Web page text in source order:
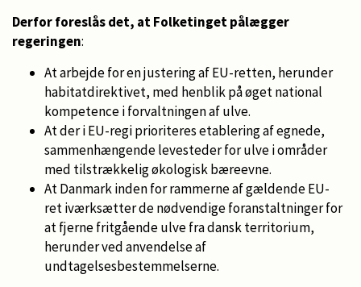
Derfor foreslås det, at Folketinget pålægger
regeringen:
At arbejde for en justering af EU-retten, herunder
habitatdirektivet, med henblik på øget national
kompetence i forvaltningen af ulve.
At der i EU-regi prioriteres etablering af egnede,
sammenhængende levesteder for ulve i områder
med tilstrækkelig økologisk bæreevne.
At Danmark inden for rammerne af gældende EU-
ret iværksætter de nødvendige foranstaltninger for
at fjerne fritgående ulve fra dansk territorium,
herunder ved anvendelse af
undtagelsesbestemmelserne.